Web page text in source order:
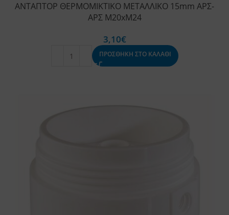
ΑΝΤΑΠΤΟΡ ΘΕΡΜΟΜΙΚΤΙΚΟ ΜΕΤΑΛΛΙΚΟ 15mm ΑΡΣ-
ΑΡΣ Μ20xΜ24
3,10€
ΠΡΟΣΘΗΚΗ ΣΤΟ ΚΑΛΑΘΙ